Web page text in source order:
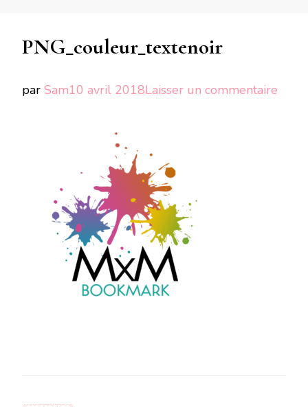
PNG_couleur_textenoir
par Sam10 avril 2018Laisser un commentaire